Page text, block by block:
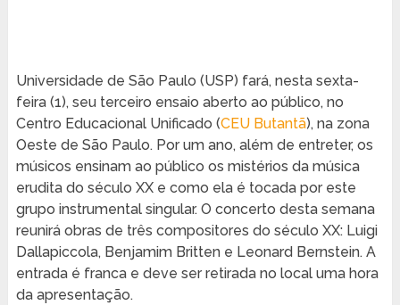
Universidade de São Paulo (USP) fará, nesta sexta-
feira (1), seu terceiro ensaio aberto ao público, no
Centro Educacional Unificado (CEU Butantã), na zona
Oeste de São Paulo. Por um ano, além de entreter, os
músicos ensinam ao público os mistérios da música
erudita do século XX e como ela é tocada por este
grupo instrumental singular. O concerto desta semana
reunirá obras de três compositores do século XX: Luigi
Dallapiccola, Benjamim Britten e Leonard Bernstein. A
entrada é franca e deve ser retirada no local uma hora
da apresentação.